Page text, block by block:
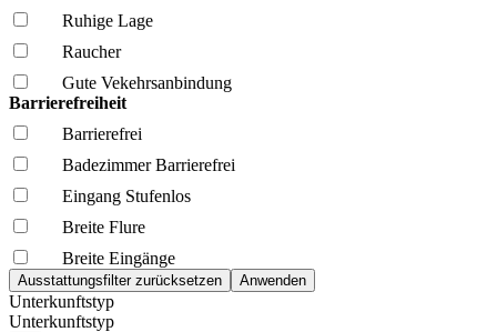
Ruhige Lage
Raucher
Gute Vekehrsanbindung
Barrierefreiheit
Barrierefrei
Badezimmer Barrierefrei
Eingang Stufenlos
Breite Flure
Breite Eingänge
Unterkunftstyp
Unterkunftstyp